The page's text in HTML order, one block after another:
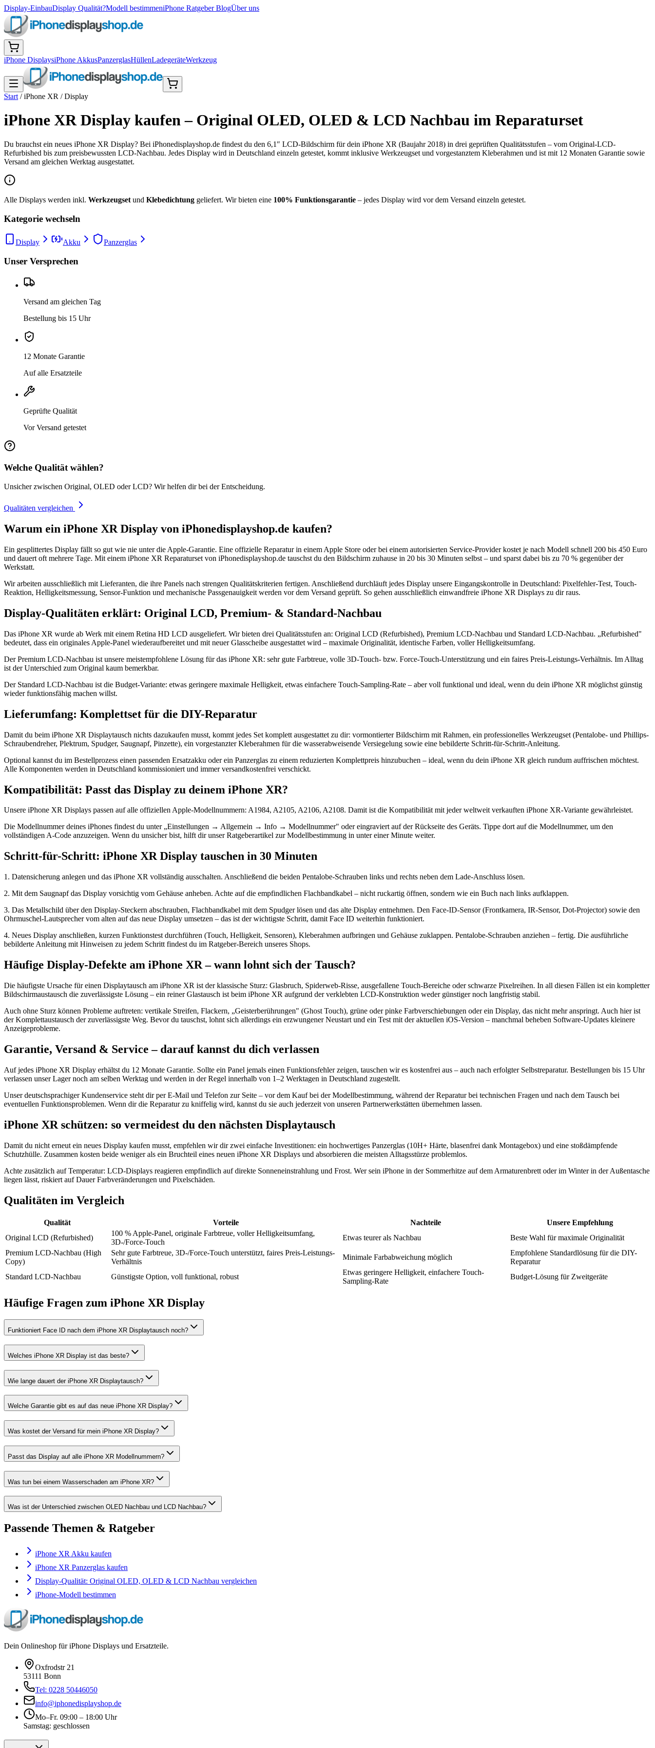
Display-EinbauDisplay Qualität?Modell bestimmeniPhone Ratgeber BlogÜber uns
iPhone DisplaysiPhone AkkusPanzerglasHüllenLadegeräteWerkzeug
Start /iPhone XR /Display
iPhone XR Display kaufen – Original OLED, OLED & LCD Nachbau im Reparaturset
Du brauchst ein neues iPhone XR Display? Bei iPhonedisplayshop.de findest du den 6,1″ LCD-Bildschirm für dein iPhone XR (Baujahr 2018) in drei geprüften Qualitätsstufen – vom Original-LCD-
Refurbished bis zum preisbewussten LCD-Nachbau. Jedes Display wird in Deutschland einzeln getestet, kommt inklusive Werkzeugset und vorgestanztem Kleberahmen und ist mit 12 Monaten Garantie sowie
Versand am gleichen Werktag ausgestattet.
Alle Displays werden inkl. Werkzeugset und Klebedichtung geliefert. Wir bieten eine 100% Funktionsgarantie – jedes Display wird vor dem Versand einzeln getestet.
Kategorie wechseln
Display Akku Panzerglas
Unser Versprechen
Versand am gleichen Tag
Bestellung bis 15 Uhr
12 Monate Garantie
Auf alle Ersatzteile
Geprüfte Qualität
Vor Versand getestet
Welche Qualität wählen?
Unsicher zwischen Original, OLED oder LCD? Wir helfen dir bei der Entscheidung.
Qualitäten vergleichen
Warum ein iPhone XR Display von iPhonedisplayshop.de kaufen?
Ein gesplittertes Display fällt so gut wie nie unter die Apple-Garantie. Eine offizielle Reparatur in einem Apple Store oder bei einem autorisierten Service-Provider kostet je nach Modell schnell 200 bis 450 Euro
und dauert oft mehrere Tage. Mit einem iPhone XR Reparaturset von iPhonedisplayshop.de tauschst du den Bildschirm zuhause in 20 bis 30 Minuten selbst – und sparst dabei bis zu 70 % gegenüber der
Werkstatt.
Wir arbeiten ausschließlich mit Lieferanten, die ihre Panels nach strengen Qualitätskriterien fertigen. Anschließend durchläuft jedes Display unsere Eingangskontrolle in Deutschland: Pixelfehler-Test, Touch-
Reaktion, Helligkeitsmessung, Sensor-Funktion und mechanische Passgenauigkeit werden vor dem Versand geprüft. So gehen ausschließlich einwandfreie iPhone XR Displays zu dir raus.
Display-Qualitäten erklärt: Original LCD, Premium- & Standard-Nachbau
Das iPhone XR wurde ab Werk mit einem Retina HD LCD ausgeliefert. Wir bieten drei Qualitätsstufen an: Original LCD (Refurbished), Premium LCD-Nachbau und Standard LCD-Nachbau. „Refurbished"
bedeutet, dass ein originales Apple-Panel wiederaufbereitet und mit neuer Glasscheibe ausgestattet wird – maximale Originalität, identische Farben, voller Helligkeitsumfang.
Der Premium LCD-Nachbau ist unsere meistempfohlene Lösung für das iPhone XR: sehr gute Farbtreue, volle 3D-Touch- bzw. Force-Touch-Unterstützung und ein faires Preis-Leistungs-Verhältnis. Im Alltag
ist der Unterschied zum Original kaum bemerkbar.
Der Standard LCD-Nachbau ist die Budget-Variante: etwas geringere maximale Helligkeit, etwas einfachere Touch-Sampling-Rate – aber voll funktional und ideal, wenn du dein iPhone XR möglichst günstig
wieder funktionsfähig machen willst.
Lieferumfang: Komplettset für die DIY-Reparatur
Damit du beim iPhone XR Displaytausch nichts dazukaufen musst, kommt jedes Set komplett ausgestattet zu dir: vormontierter Bildschirm mit Rahmen, ein professionelles Werkzeugset (Pentalobe- und Phillips-
Schraubendreher, Plektrum, Spudger, Saugnapf, Pinzette), ein vorgestanzter Kleberahmen für die wasserabweisende Versiegelung sowie eine bebilderte Schritt-für-Schritt-Anleitung.
Optional kannst du im Bestellprozess einen passenden Ersatzakku oder ein Panzerglas zu einem reduzierten Komplettpreis hinzubuchen – ideal, wenn du dein iPhone XR gleich rundum auffrischen möchtest.
Alle Komponenten werden in Deutschland kommissioniert und immer versandkostenfrei verschickt.
Kompatibilität: Passt das Display zu deinem iPhone XR?
Unsere iPhone XR Displays passen auf alle offiziellen Apple-Modellnummern: A1984, A2105, A2106, A2108. Damit ist die Kompatibilität mit jeder weltweit verkauften iPhone XR-Variante gewährleistet.
Die Modellnummer deines iPhones findest du unter „Einstellungen → Allgemein → Info → Modellnummer" oder eingraviert auf der Rückseite des Geräts. Tippe dort auf die Modellnummer, um den
vollständigen A-Code anzuzeigen. Wenn du unsicher bist, hilft dir unser Ratgeberartikel zur Modellbestimmung in unter einer Minute weiter.
Schritt-für-Schritt: iPhone XR Display tauschen in 30 Minuten
1. Datensicherung anlegen und das iPhone XR vollständig ausschalten. Anschließend die beiden Pentalobe-Schrauben links und rechts neben dem Lade-Anschluss lösen.
2. Mit dem Saugnapf das Display vorsichtig vom Gehäuse anheben. Achte auf die empfindlichen Flachbandkabel – nicht ruckartig öffnen, sondern wie ein Buch nach links aufklappen.
3. Das Metallschild über den Display-Steckern abschrauben, Flachbandkabel mit dem Spudger lösen und das alte Display entnehmen. Den Face-ID-Sensor (Frontkamera, IR-Sensor, Dot-Projector) sowie den
Ohrmuschel-Lautsprecher vom alten auf das neue Display umsetzen – das ist der wichtigste Schritt, damit Face ID weiterhin funktioniert.
4. Neues Display anschließen, kurzen Funktionstest durchführen (Touch, Helligkeit, Sensoren), Kleberahmen aufbringen und Gehäuse zuklappen. Pentalobe-Schrauben anziehen – fertig. Die ausführliche
bebilderte Anleitung mit Hinweisen zu jedem Schritt findest du im Ratgeber-Bereich unseres Shops.
Häufige Display-Defekte am iPhone XR – wann lohnt sich der Tausch?
Die häufigste Ursache für einen Displaytausch am iPhone XR ist der klassische Sturz: Glasbruch, Spiderweb-Risse, ausgefallene Touch-Bereiche oder schwarze Pixelreihen. In all diesen Fällen ist ein kompletter
Bildschirmaustausch die zuverlässigste Lösung – ein reiner Glastausch ist beim iPhone XR aufgrund der verklebten LCD-Konstruktion weder günstiger noch langfristig stabil.
Auch ohne Sturz können Probleme auftreten: vertikale Streifen, Flackern, „Geisterberührungen" (Ghost Touch), grüne oder pinke Farbverschiebungen oder ein Display, das nicht mehr anspringt. Auch hier ist
der Komplettaustausch der zuverlässigste Weg. Bevor du tauschst, lohnt sich allerdings ein erzwungener Neustart und ein Test mit der aktuellen iOS-Version – manchmal beheben Software-Updates kleinere
Anzeigeprobleme.
Garantie, Versand & Service – darauf kannst du dich verlassen
Auf jedes iPhone XR Display erhältst du 12 Monate Garantie. Sollte ein Panel jemals einen Funktionsfehler zeigen, tauschen wir es kostenfrei aus – auch nach erfolgter Selbstreparatur. Bestellungen bis 15 Uhr
verlassen unser Lager noch am selben Werktag und werden in der Regel innerhalb von 1–2 Werktagen in Deutschland zugestellt.
Unser deutschsprachiger Kundenservice steht dir per E-Mail und Telefon zur Seite – vor dem Kauf bei der Modellbestimmung, während der Reparatur bei technischen Fragen und nach dem Tausch bei
eventuellen Funktionsproblemen. Wenn dir die Reparatur zu kniffelig wird, kannst du sie auch jederzeit von unseren Partnerwerkstätten übernehmen lassen.
iPhone XR schützen: so vermeidest du den nächsten Displaytausch
Damit du nicht erneut ein neues Display kaufen musst, empfehlen wir dir zwei einfache Investitionen: ein hochwertiges Panzerglas (10H+ Härte, blasenfrei dank Montagebox) und eine stoßdämpfende
Schutzhülle. Zusammen kosten beide weniger als ein Bruchteil eines neuen iPhone XR Displays und absorbieren die meisten Alltagsstürze problemlos.
Achte zusätzlich auf Temperatur: LCD-Displays reagieren empfindlich auf direkte Sonneneinstrahlung und Frost. Wer sein iPhone in der Sommerhitze auf dem Armaturenbrett oder im Winter in der Außentasche
liegen lässt, riskiert auf Dauer Farbveränderungen und Pixelschäden.
Qualitäten im Vergleich
Qualität Vorteile Nachteile
Unsere Empfehlung
Original LCD (Refurbished)
100 % Apple-Panel, originale Farbtreue, voller Helligkeitsumfang,
3D-/Force-Touch
Etwas teurer als Nachbau
Beste Wahl für maximale Originalität
Premium LCD-Nachbau (High
Copy)
Sehr gute Farbtreue, 3D-/Force-Touch unterstützt, faires Preis-Leistungs-
Verhältnis
Minimale Farbabweichung möglich
Empfohlene Standardlösung für die DIY-
Reparatur
Standard LCD-Nachbau
Günstigste Option, voll funktional, robust
Etwas geringere Helligkeit, einfachere Touch-
Sampling-Rate
Budget-Lösung für Zweitgeräte
Häufige Fragen zum iPhone XR Display
Funktioniert Face ID nach dem iPhone XR Displaytausch noch?
Welches iPhone XR Display ist das beste?
Wie lange dauert der iPhone XR Displaytausch?
Welche Garantie gibt es auf das neue iPhone XR Display?
Was kostet der Versand für mein iPhone XR Display?
Passt das Display auf alle iPhone XR Modellnummern?
Was tun bei einem Wasserschaden am iPhone XR?
Was ist der Unterschied zwischen OLED Nachbau und LCD Nachbau?
Passende Themen & Ratgeber
iPhone XR Akku kaufen
iPhone XR Panzerglas kaufen
Display-Qualität: Original OLED, OLED & LCD Nachbau vergleichen
iPhone-Modell bestimmen
Dein Onlineshop für iPhone Displays und Ersatzteile.
Oxfrodstr 21
53111 Bonn
Tel: 0228 50446050
info@iphonedisplayshop.de
Mo–Fr. 09:00 – 18:00 Uhr
Samstag: geschlossen